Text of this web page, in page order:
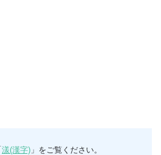
漾(漢字) 」をご覧ください。